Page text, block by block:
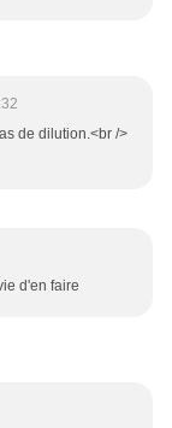
de dilution.<br />
d'en faire